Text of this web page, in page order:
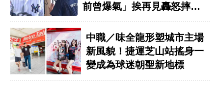
前曾爆氣」挨再見轟怒摔手
中職／味全龍形塑城市主場
新風貌！捷運芝山站搖身一
變成為球迷朝聖新地標